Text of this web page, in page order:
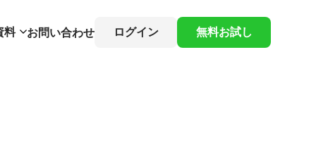
料 お問い合わせ ログイン 無料お試し